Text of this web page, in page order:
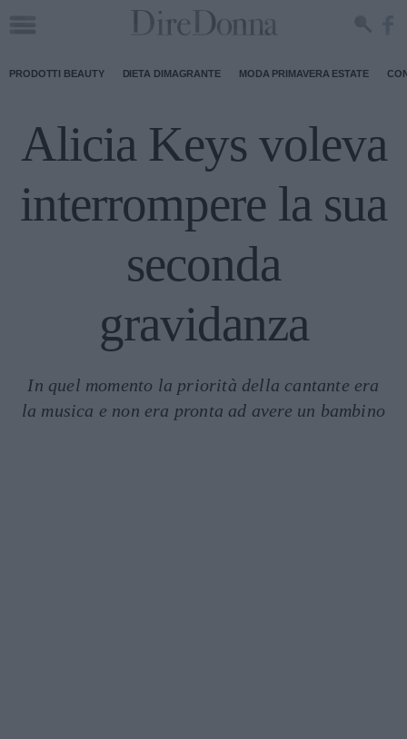
PRODOTTI BEAUTY DIETA DIMAGRANTE MODA PRIMAVERA ESTATE
Alicia Keys voleva
interrompere la sua
seconda
gravidanza
In quel momento la priorità della cantante era
la musica e non era pronta ad avere un bambino